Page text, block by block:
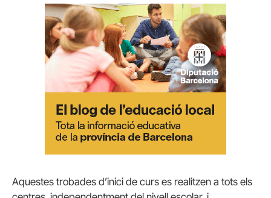
Aquestes trobades d’inici de curs es realitzen a tots els